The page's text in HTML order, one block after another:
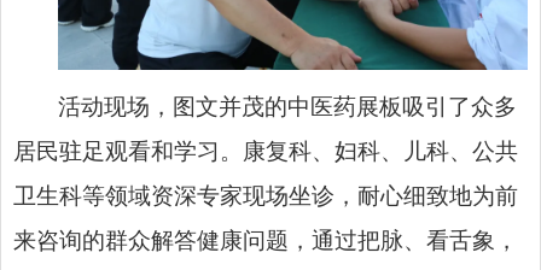
活动现场，图文并茂的中医药展板吸引了众多
居民驻足观看和学习。康复科、妇科、儿科、公共
卫生科等领域资深专家现场坐诊，耐心细致地为前
来咨询的群众解答健康问题，通过把脉、看舌象，